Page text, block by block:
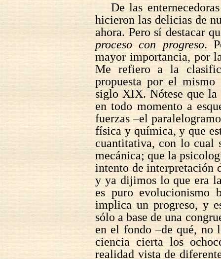
De las
hicieron las delicias de
ahora. Pero sí destacar
proceso con progreso.
mayor importancia, por
Me refiero a la
propuesta por el
siglo XIX. Nótese que la
en todo momento a
fuerzas –el
física y química, y que
cuantitativa, con lo cual
mecánica; que la
intento de interpretación
y ya dijimos lo que era
es puro evolucionismo
implica un progreso, y
sólo a base de una
en el fondo –de qué, no
ciencia cierta los
realidad vista de